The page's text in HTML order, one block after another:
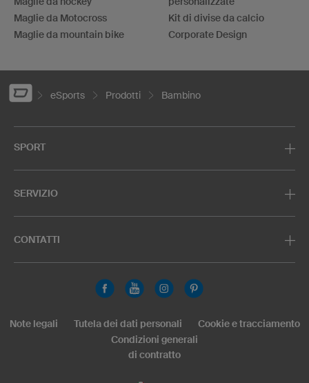
Maglie da Motocross
Maglie da mountain bike
Kit di divise da calcio
Corporate Design
eSports Prodotti Bambino
SPORT
SERVIZIO
CONTATTI
Note legali Tutela dei dati personali
Cookie e tracciamento
Condizioni generali
di contratto